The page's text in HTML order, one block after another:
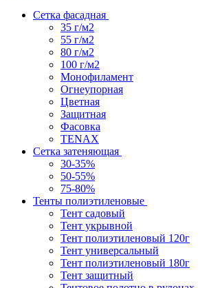
Сетка фасадная
35 г/м2
55 г/м2
80 г/м2
100 г/м2
Монофиламент
Огнеупорная
Цветная
Защитная
Фасовка
TENAX
Сетка затеняющая
30-35%
50-55%
75-80%
Тенты полиэтиленовые
Тент садовый
Тент укрывной
Тент полиэтиленовый 120г
Тент универсальный
Тент полиэтиленовый 180г
Тент защитный